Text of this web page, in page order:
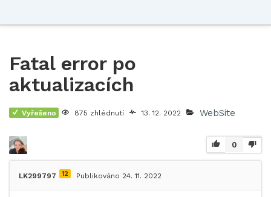
Fatal error po
aktualizacích
Vyřešeno 875 zhlédnutí 13. 12. 2022 WebSite
0
LK299797 12 Publikováno 24. 11. 2022